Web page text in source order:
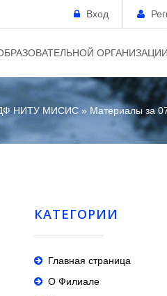
Вход
ОРГАНИЗАЦИИ
НИТУ МИСИС » Материалы за
КАТЕГОРИИ
Главная страница
О Филиале